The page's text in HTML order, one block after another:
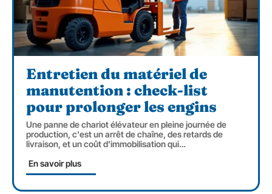
Entretien du matériel de
manutention : check-list
pour prolonger les engins
Une panne de chariot élévateur en pleine journée de
production, c'est un arrêt de chaîne, des retards de
livraison, et un coût d'immobilisation qui…
En savoir plus